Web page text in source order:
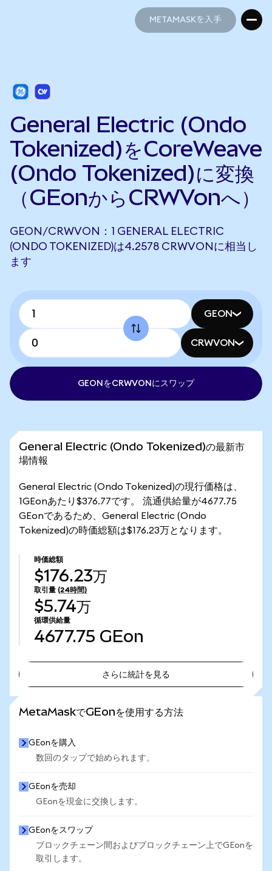
METAMASKを入手
General Electric (Ondo
Tokenized)をCoreWeave
(Ondo Tokenized)に変換
（GEonからCRWVonへ）
GEON/CRWVON：1 GENERAL ELECTRIC
(ONDO TOKENIZED)は4.2578 CRWVONに相当し
ます
GEON
CRWVON
GEONをCRWVONにスワップ
General Electric (Ondo Tokenized)の最新市
場情報
General Electric (Ondo Tokenized)の現行価格は、
1GEonあたり$376.77です。 流通供給量が4677.75
GEonであるため、General Electric (Ondo
Tokenized)の時価総額は$176.23万となります。
時価総額
$176.23万
取引量 (24時間)
$5.74万
循環供給量
4677.75 GEon
さらに統計を見る
MetaMaskでGEonを使用する方法
GEonを購入
数回のタップで始められます。
GEonを売却
GEonを現金に交換します。
GEonをスワップ
ブロックチェーン間およびブロックチェーン上でGEonを
取引します。